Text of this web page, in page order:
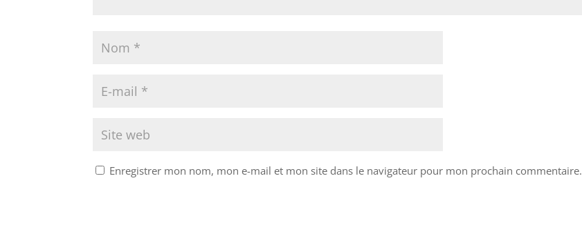
Enregistrer mon nom, mon e-mail et mon site dans le navigateur pour mon prochain commentaire.